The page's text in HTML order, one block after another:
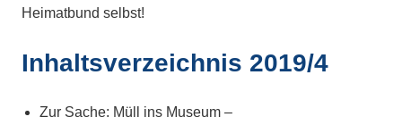
Heimatbund selbst!
Inhaltsverzeichnis 2019/4
Zur Sache: Müll ins Museum –